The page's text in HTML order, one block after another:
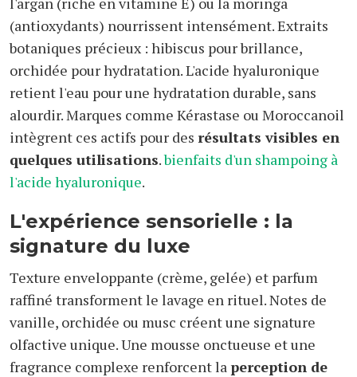
(antioxydants) nourrissent intensément. Extraits
botaniques précieux : hibiscus pour brillance,
orchidée pour hydratation. L'acide hyaluronique
retient l'eau pour une hydratation durable, sans
alourdir. Marques comme Kérastase ou Moroccanoil
intègrent ces actifs pour des résultats visibles en
quelques utilisations.bienfaits d'un shampoing à
l'acide hyaluronique.
L'expérience sensorielle : la
signature du luxe
Texture enveloppante (crème, gelée) et parfum
raffiné transforment le lavage en rituel. Notes de
vanille, orchidée ou musc créent une signature
olfactive unique. Une mousse onctueuse et une
fragrance complexe renforcent la perception de